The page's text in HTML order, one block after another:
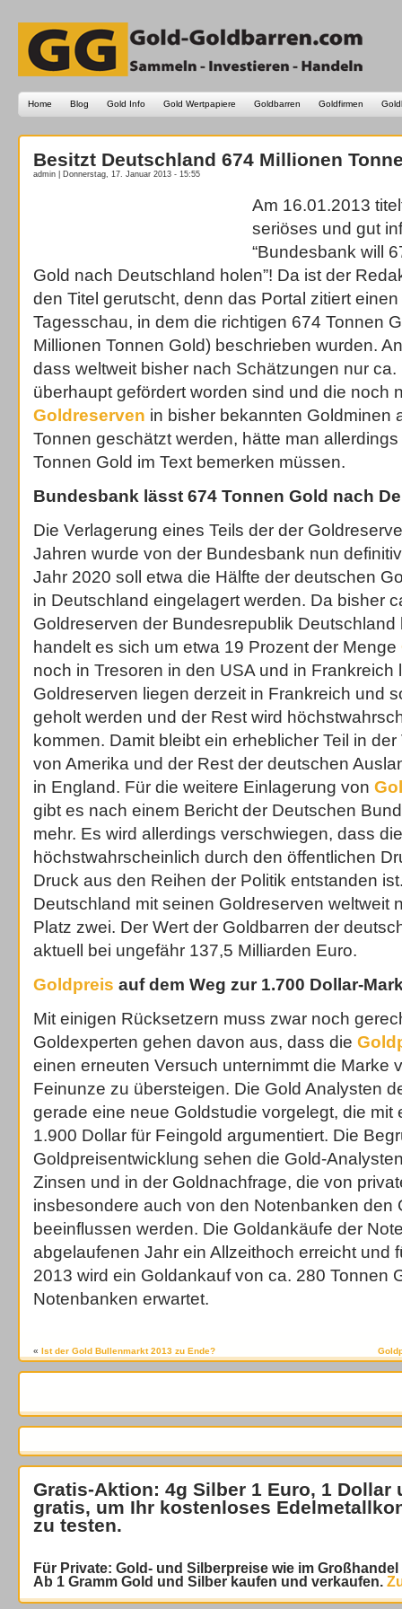
Home Blog Gold Info Gold Wertpapiere Goldbarren Goldfirmen
Besitzt Deutschland 674 Millionen
admin | Donnerstag, 17. Januar 2013 - 15:55
Am 16.01.2013
seriöses und gut
“Bundesbank will
Gold nach Deutschland holen”! Da ist der
den Titel gerutscht, denn das Portal zitiert
Tagesschau, in dem die richtigen 674 Tonnen
Millionen Tonnen Gold) beschrieben wurden.
dass weltweit bisher nach Schätzungen nur
überhaupt gefördert worden sind und die noch
Goldreserven in bisher bekannten Goldminen
Tonnen geschätzt werden, hätte man
Tonnen Gold im Text bemerken müssen.
Bundesbank lässt 674 Tonnen Gold nach
Die Verlagerung eines Teils der der
Jahren wurde von der Bundesbank nun
Jahr 2020 soll etwa die Hälfte der deutschen
in Deutschland eingelagert werden. Da bisher
Goldreserven der Bundesrepublik Deutschland
handelt es sich um etwa 19 Prozent der Menge
noch in Tresoren in den USA und in Frankreich
Goldreserven liegen derzeit in Frankreich und
geholt werden und der Rest wird
kommen. Damit bleibt ein erheblicher Teil in
von Amerika und der Rest der deutschen
in England. Für die weitere Einlagerung von
gibt es nach einem Bericht der Deutschen
mehr. Es wird allerdings verschwiegen, dass
höchstwahrscheinlich durch den öffentlichen
Druck aus den Reihen der Politik entstanden
Deutschland mit seinen Goldreserven weltweit
Platz zwei. Der Wert der Goldbarren der
aktuell bei ungefähr 137,5 Milliarden Euro.
Goldpreis auf dem Weg zur 1.700 Dollar-
Mit einigen Rücksetzern muss zwar noch
Goldexperten gehen davon aus, dass die
einen erneuten Versuch unternimmt die Marke
Feinunze zu übersteigen. Die Gold Analysten
gerade eine neue Goldstudie vorgelegt, die mit
1.900 Dollar für Feingold argumentiert. Die
Goldpreisentwicklung sehen die Gold-
Zinsen und in der Goldnachfrage, die von
insbesondere auch von den Notenbanken den
beeinflussen werden. Die Goldankäufe der
abgelaufenen Jahr ein Allzeithoch erreicht und
2013 wird ein Goldankauf von ca. 280 Tonnen
Notenbanken erwartet.
« Ist der Gold Bullenmarkt 2013 zu Ende?
Gratis-Aktion: 4g Silber 1 Euro, 1 Dollar
gratis, um Ihr kostenloses
zu testen.
Für Private: Gold- und Silberpreise wie im
Ab 1 Gramm Gold und Silber kaufen und verkaufen.